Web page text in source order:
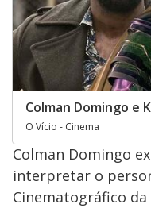
Colman Domingo e
O Vício - Cinema
Colman Domingo
interpretar o
Cinematográfico